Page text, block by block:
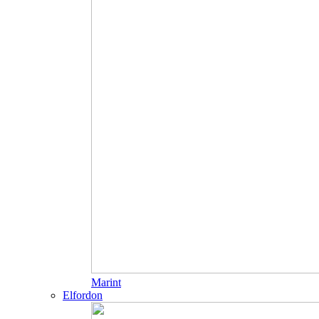
Marint
Elfordon